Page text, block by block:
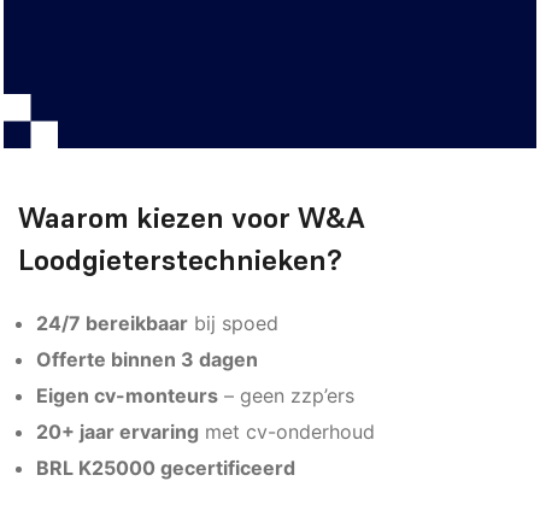
Waarom kiezen voor W&A
Loodgieterstechnieken?
24/7 bereikbaar bij spoed
Offerte binnen 3 dagen
Eigen cv-monteurs – geen zzp’ers
20+ jaar ervaring met cv-onderhoud
BRL K25000 gecertificeerd